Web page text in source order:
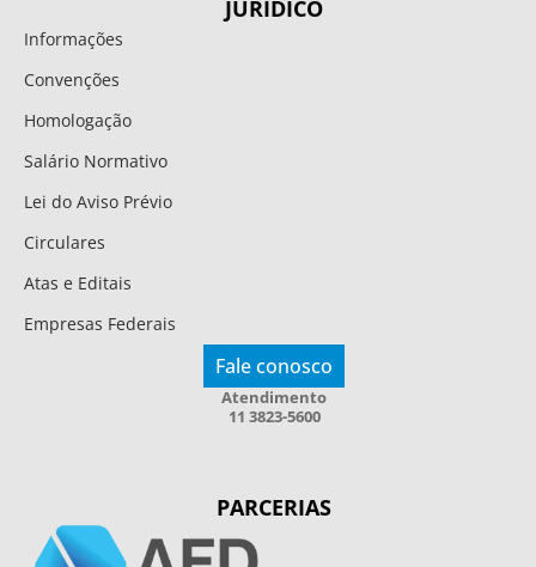
JURÍDICO
Informações
Convenções
Homologação
Salário Normativo
Lei do Aviso Prévio
Circulares
Atas e Editais
Empresas Federais
Fale conosco
Atendimento
11 3823-5600
PARCERIAS